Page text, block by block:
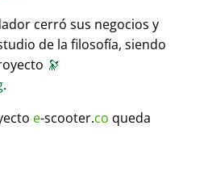
cerró sus negocios y
de la filosofía, siendo
🔭
.
e-scooter.co queda